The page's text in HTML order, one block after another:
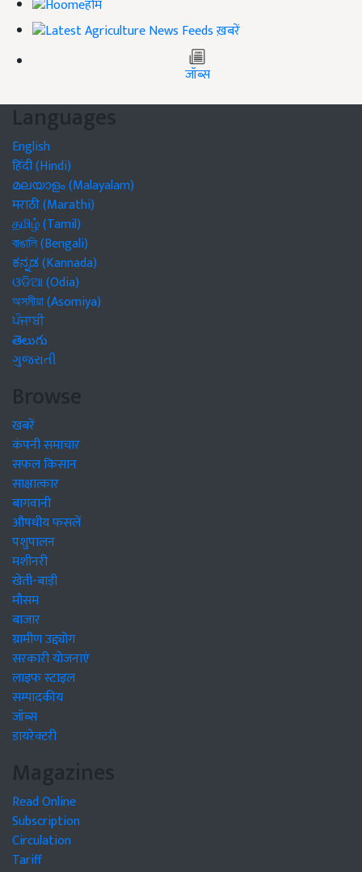
होम
ख़बरें
जॉब्स
Languages
English
हिंदी (Hindi)
മലയാളം (Malayalam)
मराठी (Marathi)
தமிழ் (Tamil)
বাঙালি (Bengali)
ಕನ್ನಡ (Kannada)
ଓଡିଆ (Odia)
অসমীয়া (Asomiya)
ਪੰਜਾਬੀ
తెలుగు
ગુજરાતી
Browse
खबरें
कंपनी समाचार
सफल किसान
साक्षात्कार
बागवानी
औषधीय फसलें
पशुपालन
मशीनरी
खेती-बाड़ी
मौसम
बाजार
ग्रामीण उद्द्योग
सरकारी योजनाएं
लाइफ स्टाइल
सम्पादकीय
जॉब्स
डायरेक्टरी
Magazines
Read Online
Subscription
Circulation
Tariff